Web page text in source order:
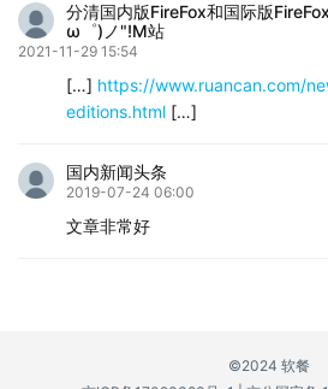
分清国内版FireFox和国际版
ω゜)ノ"!M站
2021-11-29 15:54
[…] https://www.ruancan.com/
editions.html […]
国内新闻头条
2019-07-24 06:00
文章非常好
©2024 软餐